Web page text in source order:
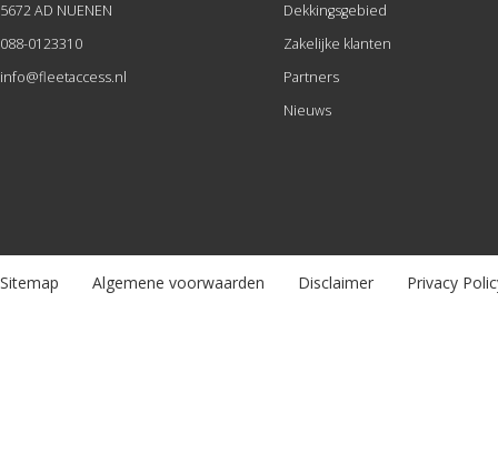
5672 AD NUENEN
088-0123310
info@fleetaccess.nl
Dekkingsgebied
Zakelijke klanten
Partners
Nieuws
Sitemap Algemene voorwaarden Disclaimer Privacy